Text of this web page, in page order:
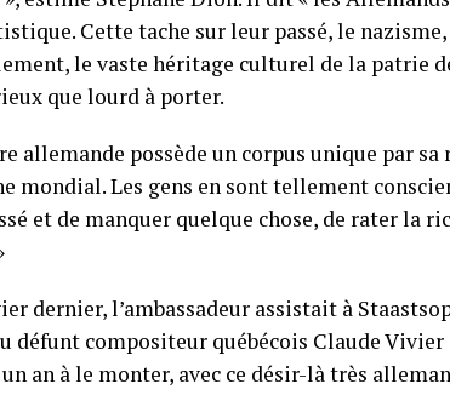
Cette tache sur leur passé, le
le vaste héritage culturel de la patrie
que lourd à porter.
allemande possède un corpus unique par
mondial. Les gens en sont tellement
et de manquer quelque chose, de rater la
dernier, l’ambassadeur assistait à
défunt compositeur québécois Claude Vivier
an à le monter, avec ce désir-là très